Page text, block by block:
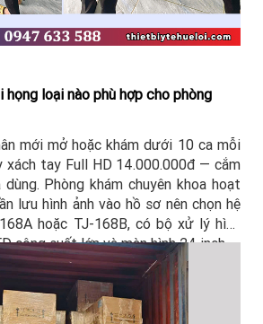
loại nào phù hợp cho phòng
mới mở hoặc khám dưới 10 ca mỗi
xách tay Full HD 14.000.000đ — cắm
Phòng khám chuyên khoa hoạt
lưu hình ảnh vào hồ sơ nên chọn hệ
hoặc TJ-168B, có bộ xử lý hình
công suất lớn và màn hình 24 inch.